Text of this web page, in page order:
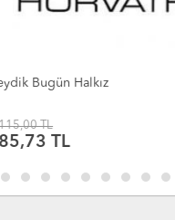
Oltadaki Balık Türkiye
%30
290,00 TL
201,70 TL